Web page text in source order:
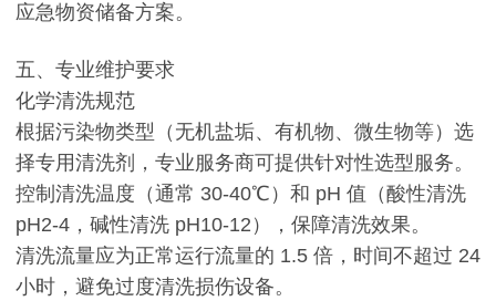
应急物资储备方案。
五、专业维护要求
化学清洗规范
根据污染物类型（无机盐垢、有机物、微生物等）选
择专用清洗剂，专业服务商可提供针对性选型服务。
控制清洗温度（通常 30-40℃）和 pH 值（酸性清洗
pH2-4，碱性清洗 pH10-12），保障清洗效果。
清洗流量应为正常运行流量的 1.5 倍，时间不超过 24
小时，避免过度清洗损伤设备。